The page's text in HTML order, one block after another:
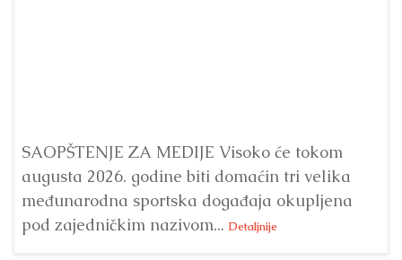
SAOPŠTENJE ZA MEDIJE Visoko će tokom
augusta 2026. godine biti domaćin tri velika
međunarodna sportska događaja okupljena
pod zajedničkim nazivom... Detaljnije